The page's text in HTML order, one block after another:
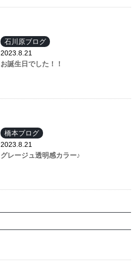
石川原ブログ
2023.8.21
お誕生日でした！！
橋本ブログ
2023.8.21
グレージュ透明感カラー♪